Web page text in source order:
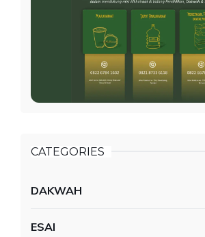
CATEGORIES
DAKWAH
ESAI